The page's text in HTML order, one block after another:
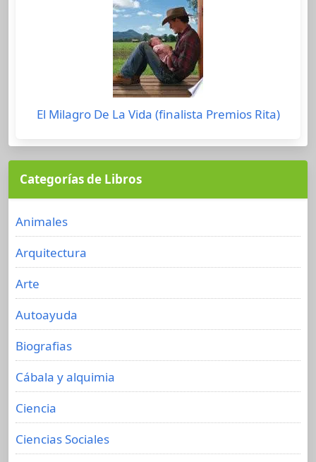
El Milagro De La Vida (finalista Premios Rita)
Categorías de Libros
Animales
Arquitectura
Arte
Autoayuda
Biografias
Cábala y alquimia
Ciencia
Ciencias Sociales